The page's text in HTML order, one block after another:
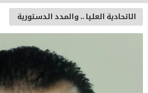
العليا .. والمدد الدستورية